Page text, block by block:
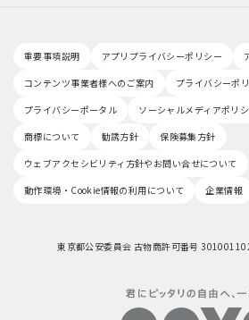
重要事項説明 アプリプライバシーポリシー
コンテンツ事業者様へのご案内
プライバシーポ
プライバシーポータル
ソーシャルメディアポリ
商標について
勧誘方針
保険募集方針
ウェブアクセシビリティ方針やお問い合せについて
動作環境・Cookie情報の利用について
企業情報
東京都公安委員会 古物商許可番号